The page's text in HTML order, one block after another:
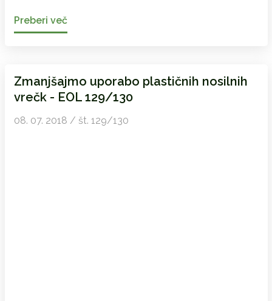
Preberi več
Zmanjšajmo uporabo plastičnih nosilnih
vrečk - EOL 129/130
08. 07. 2018 / št. 129/130